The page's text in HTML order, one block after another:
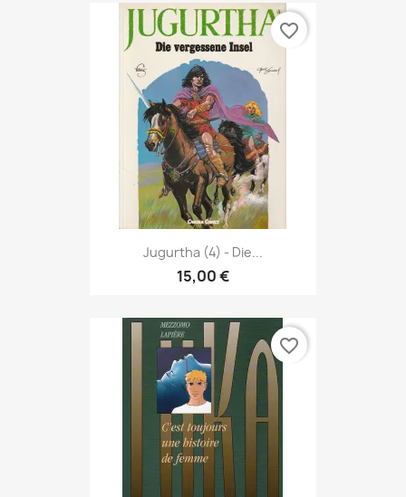
Jugurtha (4) - Die...
15,00 €
favorite_border
favorite_border